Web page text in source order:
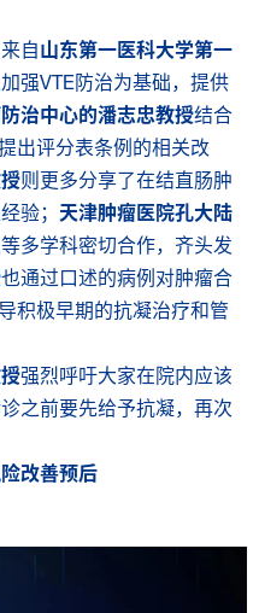
自山东第一医科大学第一
强VTE防治为基础，提供
治中心的潘志忠教授结合
出评分表条例的相关改
则更多分享了在结直肠肿
验； 天津肿瘤医院孔大陆
多学科密切合作，齐头发
也通过口述的病例对肿瘤合
积极早期的抗凝治疗和管
强烈呼吁大家在院内应该
之前要先给予抗凝，再次
改善预后